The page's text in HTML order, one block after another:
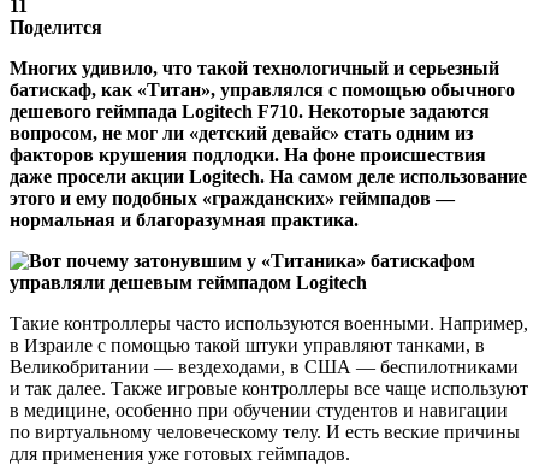
11
Поделится
Многих удивило, что такой технологичный и серьезный
батискаф, как «Титан», управлялся с помощью обычного
дешевого геймпада Logitech F710. Некоторые задаются
вопросом, не мог ли «детский девайс» стать одним из
факторов крушения подлодки. На фоне происшествия
даже просели акции Logitech. На самом деле использование
этого и ему подобных «гражданских» геймпадов —
нормальная и благоразумная практика.
Такие контроллеры часто используются военными. Например,
в Израиле с помощью такой штуки управляют танками, в
Великобритании — вездеходами, в США — беспилотниками
и так далее. Также игровые контроллеры все чаще используют
в медицине, особенно при обучении студентов и навигации
по виртуальному человеческому телу. И есть веские причины
для применения уже готовых геймпадов.